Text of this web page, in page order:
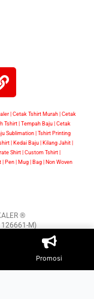
| Cetak Tshirt Murah | Cetak
Tshirt | Tempah Baju | Cetak
Sublimation | Tshirt Printing
| Kedai Baju | Kilang Jahit |
Shirt | Custom Tshirt |
Pen | Mug | Bag | Non Woven
®
M)
Promosi